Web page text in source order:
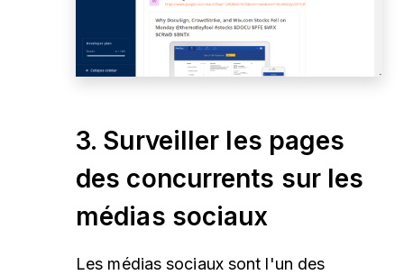
3. Surveiller les pages
des concurrents sur les
médias sociaux
Les médias sociaux sont l'un des